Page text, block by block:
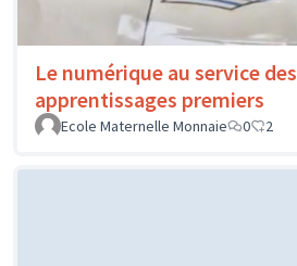
Le numérique au service des
apprentissages premiers
Ecole Maternelle Monnaie
0 2